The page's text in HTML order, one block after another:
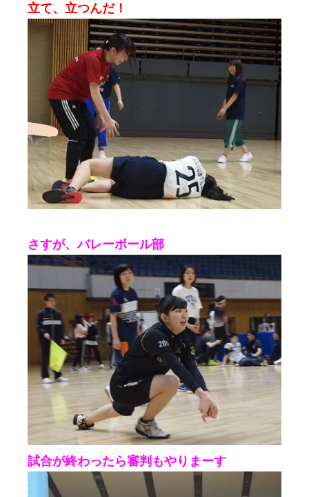
立て、立つんだ！
さすが、バレーボール部
試合が終わったら審判もやりまーす